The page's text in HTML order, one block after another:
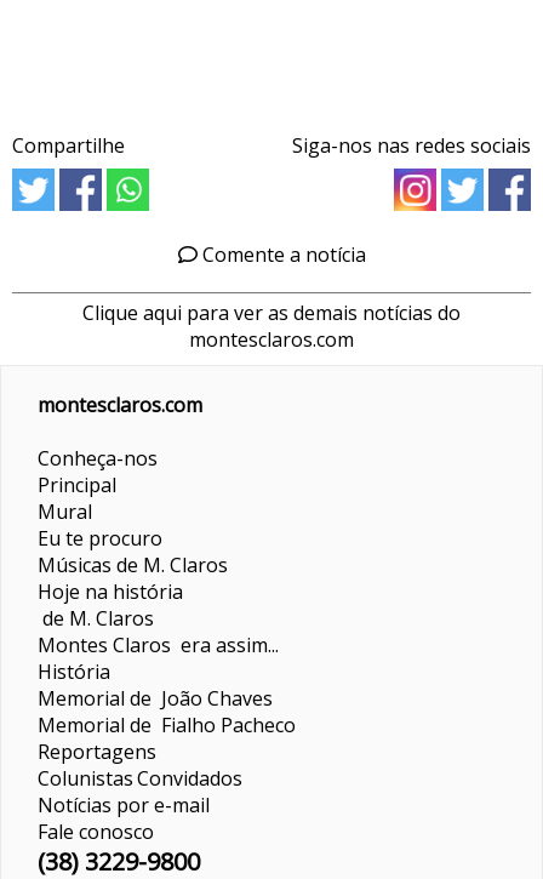
Compartilhe Siga-nos nas redes sociais
Comente a notícia
Clique aqui para ver as demais notícias do
montesclaros.com
montesclaros.com
Conheça-nos
Principal
Mural
Eu te procuro
Músicas de M. Claros
Hoje na história
de M. Claros
Montes Claros era assim...
História
Memorial de João Chaves
Memorial de Fialho Pacheco
Reportagens
ColunistasConvidados
Notícias por e-mail
Fale conosco
(38) 3229-9800